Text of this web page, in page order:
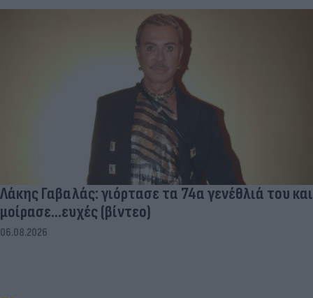
Λάκης Γαβαλάς: γιόρτασε τα 74α γενέθλιά του και
μοίρασε...ευχές (βίντεο)
06.08.2026